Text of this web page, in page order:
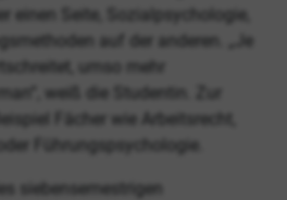
einen Seite, Sozialpsychologie,
auf der anderen. „Je
umso mehr
weiß die Studentin. Zur
Fächer wie Arbeitsrecht,
Führungspsychologie.
siebensemestrigen